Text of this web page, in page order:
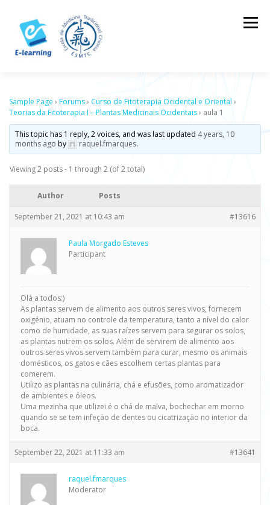
content
Menu
Sample Page › Forums› Curso de Fitoterapia Ocidental e Oriental ›
Teorias da Fitoterapia I – Plantas Medicinais Ocidentais› aula 1
This topic has 1 reply, 2 voices, and was last updated 4 years, 10
months ago by raquel.fmarques.
Viewing 2 posts - 1 through 2 (of 2 total)
Author Posts
September 21, 2021 at 10:43 am #13616
Paula Morgado Esteves
Participant
Olá a todos:)
As plantas servem de alimento aos outros seres vivos, fornecem
oxigénio, atuam no controle da temperatura, tanto a nível do calor
como de humidade, as suas raízes servem para segurar os solos,
as plantas nutrem os solos. Além de servirem de alimento aos
outros seres vivos servem também para curar, mesmo os animais
domésticos, os gatos e cães escolhem certas plantas para
comerem.
Utilizo as plantas na culinária, chá e efusões, como aromatizador
de ambientes e óleos.
Uma mezinha que utilizei é o chá de malva, bochechar em morno
quando se se tem infeção de dentes ou cicatrização no interior da
boca.
September 22, 2021 at 11:33 am #13641
raquel.fmarques
Moderator